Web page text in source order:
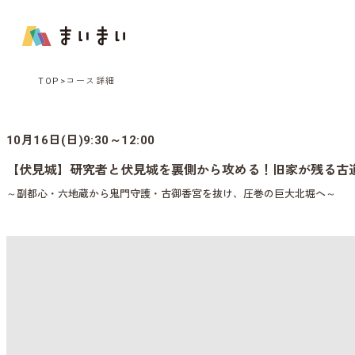
TOP コース詳細
10月16日(日)9:30～12:00
【伏見城】研究者と伏見城を裏側から攻める！旧家が残る古
～副都心・六地蔵から鬼門守護・古御香宮を抜け、圧巻の巨大北堀へ～